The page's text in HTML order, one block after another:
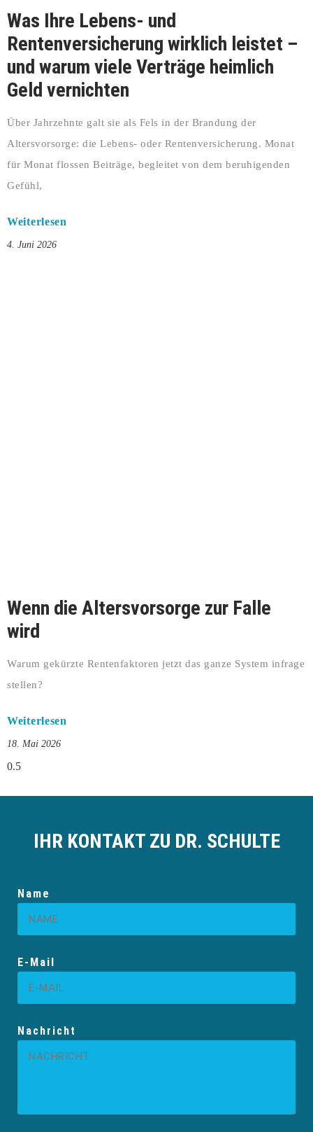
Was Ihre Lebens- und
Rentenversicherung wirklich leistet –
und warum viele Verträge heimlich
Geld vernichten
Über Jahrzehnte galt sie als Fels in der Brandung der
Altersvorsorge: die Lebens- oder Rentenversicherung. Monat
für Monat flossen Beiträge, begleitet von dem beruhigenden
Gefühl,
Weiterlesen
4. Juni 2026
Wenn die Altersvorsorge zur Falle
wird
Warum gekürzte Rentenfaktoren jetzt das ganze System infrage
stellen?
Weiterlesen
18. Mai 2026
IHR KONTAKT ZU DR. SCHULTE
Name
E-Mail
Nachricht